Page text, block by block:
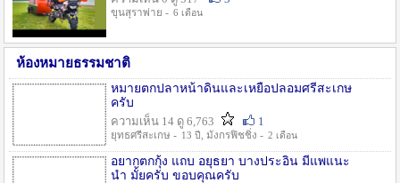
ขุนสุราพ่าย - 6 เดือน
ห้องหมายธรรมชาติ
หมายตกปลาหน้าดินและเหยื่อปลอมศรีสะเกษ
ครับ
ความเห็น 14 ดู 6,763
1
ยุทธศรีสะเกษ - 13 ปี , มังกรฟิชชิ่ง - 2 เดือน
อยากตกกุ้ง แถบ อยุธยา บางประอิน มีแพแนะ
นำ มั้ยครับ ขอบคุณครับ